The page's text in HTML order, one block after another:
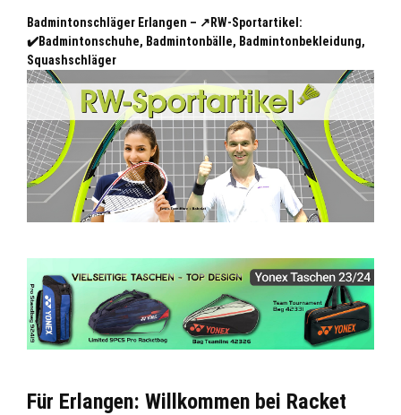
Badmintonschläger Erlangen – ↗️RW-Sportartikel:
✔️Badmintonschuhe, Badmintonbälle, Badmintonbekleidung,
Squashschläger
Für Erlangen: Willkommen bei Racket